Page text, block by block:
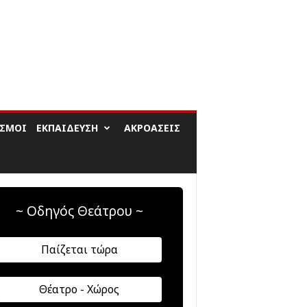
ΕΚΠΑΊΔΕΥΣΗ ΑΚΡΟΆΣΕΙΣ
~ Οδηγός Θεάτρου ~
Παίζεται τώρα
Θέατρο - Χώρος